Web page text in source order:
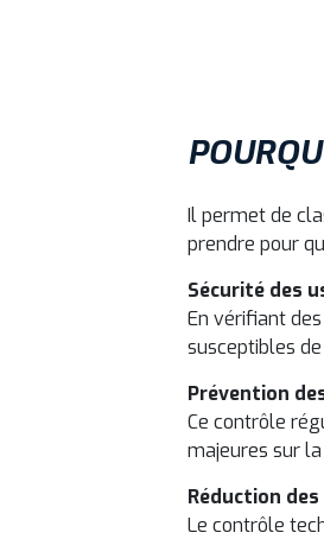
Il permet de
prendre pour
Sécurité des
En vérifiant
susceptibles
Prévention
Ce contrôle
majeures sur
Réduction
Le contrôle